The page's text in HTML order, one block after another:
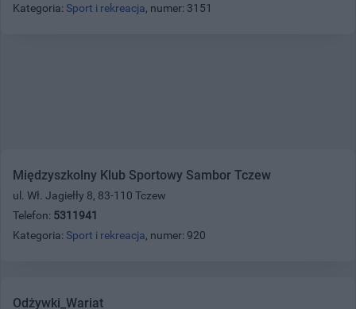
Kategoria: Sport i rekreacja, numer: 3151
Międzyszkolny Klub Sportowy Sambor Tczew
ul. Wł. Jagiełły 8, 83-110 Tczew
Telefon: 5311941
Kategoria: Sport i rekreacja, numer: 920
Odżywki_Wariat